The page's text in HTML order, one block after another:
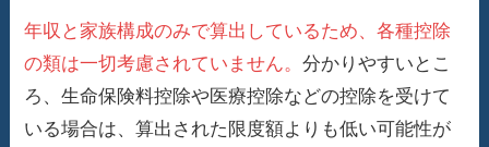
年収と家族構成のみで算出しているため、各種控除
の類は一切考慮されていません。分かりやすいとこ
ろ、生命保険料控除や医療控除などの控除を受けて
いる場合は、算出された限度額よりも低い可能性が